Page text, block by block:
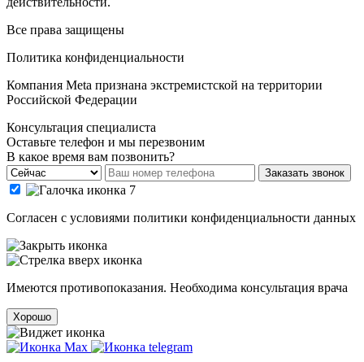
Все права защищены
Политика конфиденциальности
Компания Meta признана экстремистской на территории
Российской Федерации
Консультация специалиста
Оставьте телефон и мы перезвоним
В какое время вам позвонить?
Заказать звонок
Cогласен с условиями политики конфиденциальности данных
Имеются противопоказания. Необходима консультация врача
Хорошо